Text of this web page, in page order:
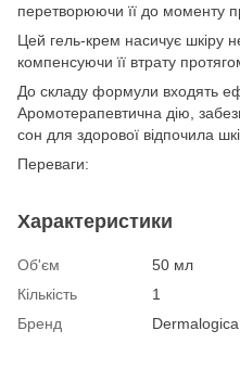
перетворюючи її до моменту
Цей гель-крем насичує шкіру
компенсуючи її втрату
До складу формули входять
Аромотерапевтична дію,
сон для здорової відпочила
Переваги:
Характеристики
Об'єм
50 мл
Кількість
1
Бренд
Dermalogica